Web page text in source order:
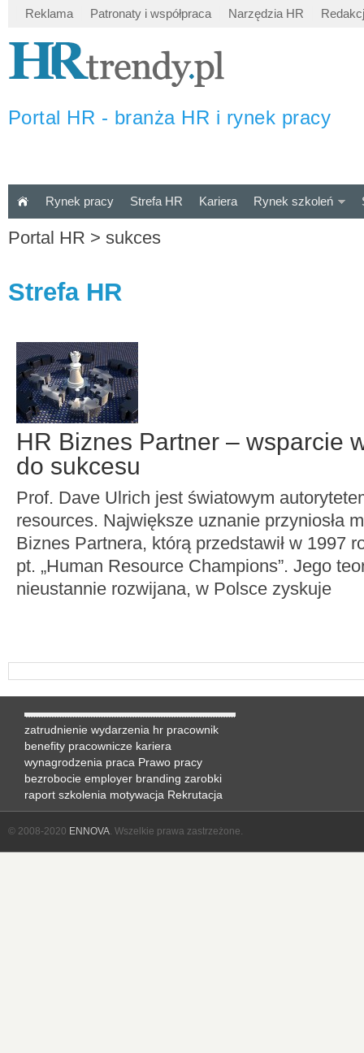
Reklama Patronaty i współpraca Narzędzia HR
Portal HR - branża HR i rynek pracy
Rynek pracy Strefa HR Kariera Rynek szkoleń
Portal HR > sukces
Strefa HR
HR Biznes Partner – wsparcie
do sukcesu
Prof. Dave Ulrich jest światowym
resources. Największe uznanie przyniosła
Biznes Partnera, którą przedstawił w 1997
pt. „Human Resource Champions”. Jego
nieustannie rozwijana, w Polsce zyskuje
zatrudnienie wydarzenia hr pracownik
benefity pracownicze kariera
wynagrodzenia praca Prawo pracy
bezrobocie employer branding zarobki
raport szkolenia motywacja Rekrutacja
© 2008-2020 ENNOVA. Wszelkie prawa zastrzeżone.